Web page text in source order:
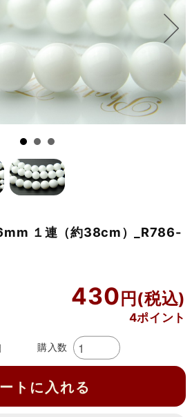
１連（約38cm）_R786-
430
4ポイント
購入数
トに入れる